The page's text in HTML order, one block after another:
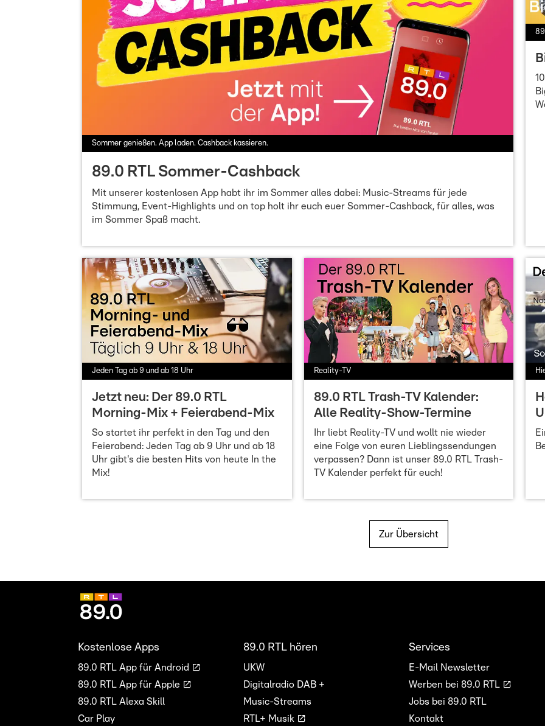
Sommer genießen. App laden. Cashback kassieren.
89.0 RTL Sommer-Cashback
Mit unserer kostenlosen App habt ihr im Sommer alles dabei: Music-Streams für jede
Stimmung, Event-Highlights und on top holt ihr euch euer Sommer-Cashback, für alles, was
im Sommer Spaß macht.
Jeden Tag ab 9 und ab 18 Uhr
Jetzt neu: Der 89.0 RTL
Morning-Mix + Feierabend-Mix
So startet ihr perfekt in den Tag und den
Feierabend: Jeden Tag ab 9 Uhr und ab 18
Uhr gibt's die besten Hits von heute In the
Mix!
Reality-TV
89.0 RTL Trash-TV Kalender:
Alle Reality-Show-Termine
Ihr liebt Reality-TV und wollt nie wieder
eine Folge von euren Lieblingssendungen
verpassen? Dann ist unser 89.0 RTL Trash-
TV Kalender perfekt für euch!
Zur Übersicht
Kostenlose Apps
89.0 RTL App für Android
89.0 RTL App für Apple
89.0 RTL Alexa Skill
Car Play
89.0 RTL hören
UKW
Digitalradio DAB +
Music-Streams
RTL+ Musik
Services
E-Mail Newsletter
Werben bei 89.0 RTL
Jobs bei 89.0 RTL
Kontakt